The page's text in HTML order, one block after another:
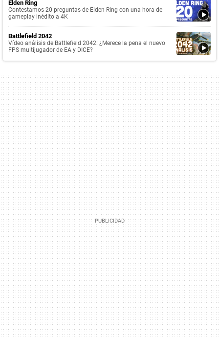
Elden Ring
Contestamos 20 preguntas de Elden Ring con una hora de
gameplay inédito a 4K
Battlefield 2042
Vídeo análisis de Battlefield 2042: ¿Merece la pena el nuevo
FPS multijugador de EA y DICE?